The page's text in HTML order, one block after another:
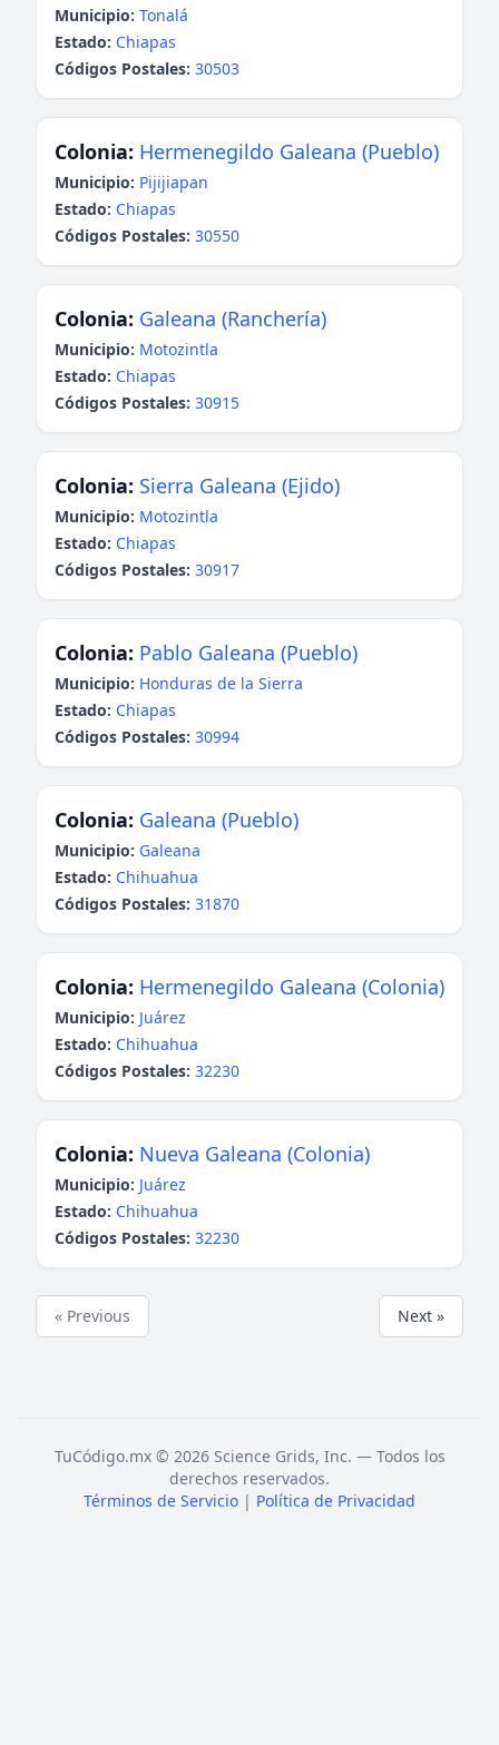
Municipio: Tonalá
Estado: Chiapas
Códigos Postales: 30503
Colonia: Hermenegildo Galeana (Pueblo)
Municipio: Pijijiapan
Estado: Chiapas
Códigos Postales: 30550
Colonia: Galeana (Ranchería)
Municipio: Motozintla
Estado: Chiapas
Códigos Postales: 30915
Colonia: Sierra Galeana (Ejido)
Municipio: Motozintla
Estado: Chiapas
Códigos Postales: 30917
Colonia: Pablo Galeana (Pueblo)
Municipio: Honduras de la Sierra
Estado: Chiapas
Códigos Postales: 30994
Colonia: Galeana (Pueblo)
Municipio: Galeana
Estado: Chihuahua
Códigos Postales: 31870
Colonia: Hermenegildo Galeana (Colonia)
Municipio: Juárez
Estado: Chihuahua
Códigos Postales: 32230
Colonia: Nueva Galeana (Colonia)
Municipio: Juárez
Estado: Chihuahua
Códigos Postales: 32230
« Previous Next »
TuCódigo.mx © 2026 Science Grids, Inc. — Todos los
derechos reservados.
Términos de Servicio | Política de Privacidad